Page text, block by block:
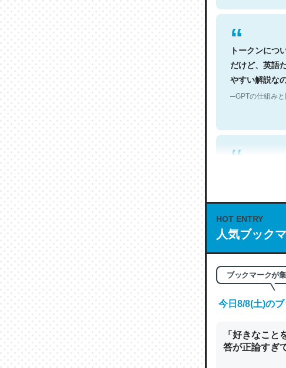
トークンにつ
だけど、英語
やすい解説な
─GPTの仕組みと
これは良記事
の伏線」は回
─GPTの仕組みと
HOT ENTRY
人気ブック
ブックマークが
今日8/8(土)の
「好きなこと
答が正論すぎ